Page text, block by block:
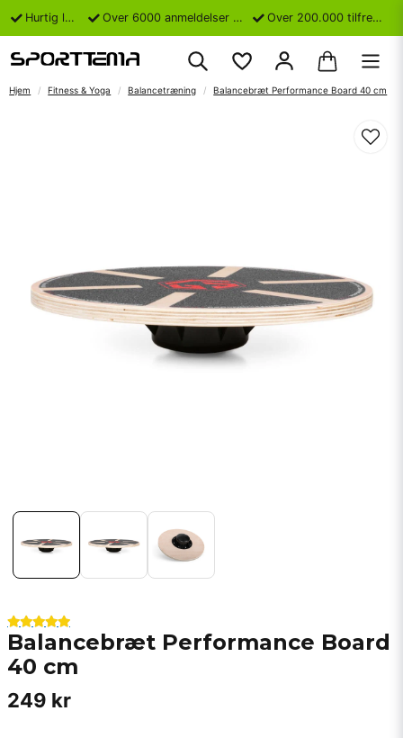
Hurtig levering Over 6000 anmeldelser på Trustpilot Over 200.000 tilfredse kunder
Hjem Fitness & Yoga Balancetræning Balancebræt Performance Board 40 cm
Balancebræt Performance Board
40 cm
249 kr